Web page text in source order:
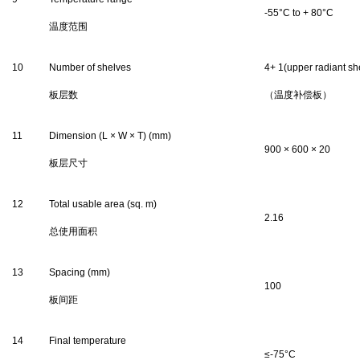
温度范围
-55°C to + 80°C
10 Number of shelves
板层数
4+ 1(upper radiant
（温度补偿板）
11 Dimension (L × W × T) (mm)
板层尺寸
900 × 600 × 20
12 Total usable area (sq. m)
总使用面积
2.16
13 Spacing (mm)
板间距
100
14
Final temperature
≤-75°C